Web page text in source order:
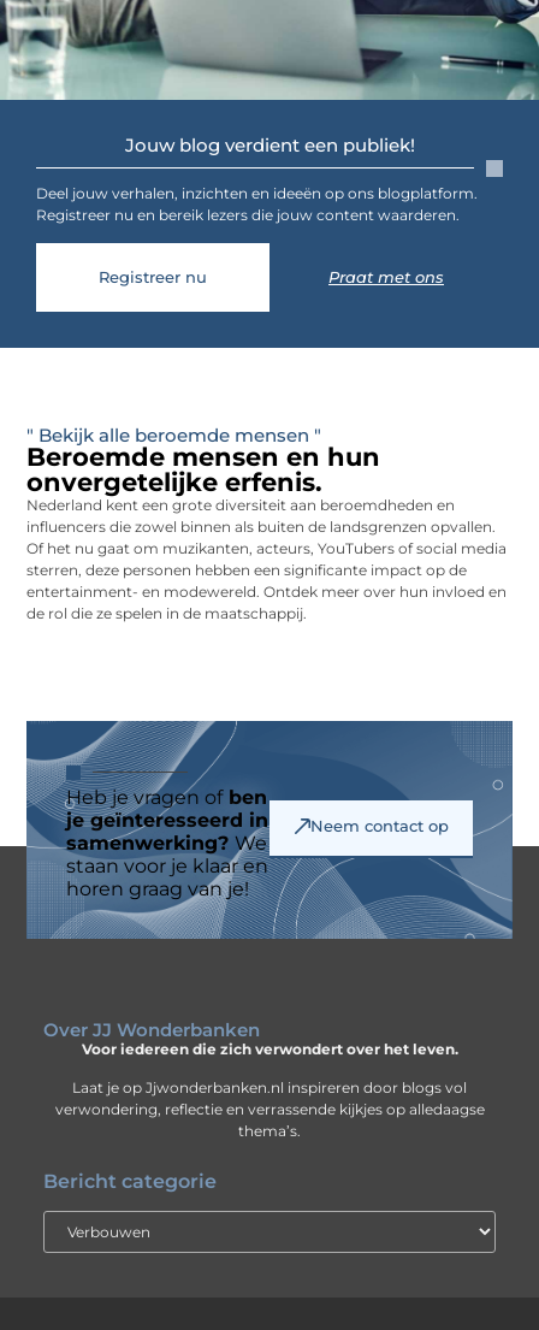
Jouw blog verdient een publiek!
Deel jouw verhalen, inzichten en ideeën op ons blogplatform.
Registreer nu en bereik lezers die jouw content waarderen.
Registreer nu Praat met ons
" Bekijk alle beroemde mensen "
Beroemde mensen en hun
onvergetelijke erfenis.
Nederland kent een grote diversiteit aan beroemdheden en
influencers die zowel binnen als buiten de landsgrenzen opvallen.
Of het nu gaat om muzikanten, acteurs, YouTubers of social media
sterren, deze personen hebben een significante impact op de
entertainment- en modewereld. Ontdek meer over hun invloed en
de rol die ze spelen in de maatschappij.
Heb je vragen ofben
je geïnteresseerd in
samenwerking? We
staan voor je klaar en
horen graag van je!
Neem contact op
Over JJ Wonderbanken
Voor iedereen die zich verwondert over het leven.
Laat je op Jjwonderbanken.nl inspireren door blogs vol
verwondering, reflectie en verrassende kijkjes op alledaagse
thema’s.
Bericht categorie